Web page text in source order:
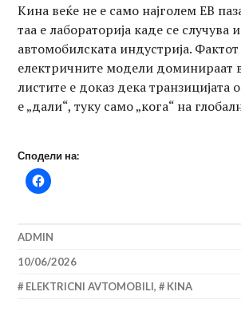
Кина веќе не е само најголем ЕВ
таа е лабораторија каде се случува
автомобилската индустрија.
електричните модели доминираат
листите е доказ дека транзицијата
е „дали“, туку само „кога“ на
Сподели на:
ADMIN
10/06/2026
ELEKTRICNI AVTOMOBILI, KINA